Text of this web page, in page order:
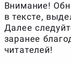
Внимание!
в тексте,
Далее
заранее
читателей!